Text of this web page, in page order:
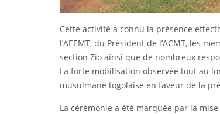
Cette activité a connu la présence
l’AEEMT, du Président de l’ACMT, les
section Zio ainsi que de nombreux
La forte mobilisation observée tout au
musulmane togolaise en faveur de la
La cérémonie a été marquée par la mise